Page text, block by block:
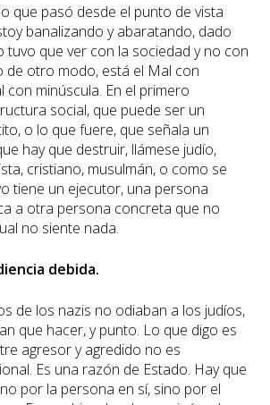
que pasó desde el punto de vista
banalizando y abaratando, dado
tuvo que ver con la sociedad y no con
de otro modo, está el Mal con
con minúscula. En el primero
social, que puede ser un
o lo que fuere, que señala un
hay que destruir, llámese judío,
cristiano, musulmán, o como se
tiene un ejecutor, una persona
a otra persona concreta que no
no siente nada.
debida.
de los nazis no odiaban a los judíos,
que hacer, y punto. Lo que digo es
agresor y agredido no es
Es una razón de Estado. Hay que
por la persona en sí, sino por el